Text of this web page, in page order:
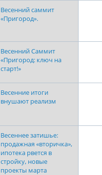
Весенний саммит
«Пригород».
Весенний Саммит
«Пригород: ключ на
старт!»
Весенние итоги
внушают реализм
Весеннее затишье:
продажная «вторичка»,
ипотека рвется в
стройку, новые
проекты марта